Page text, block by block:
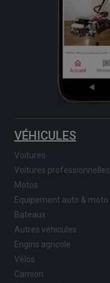
VÉHICULES
Voitures
Voitures professionnelles
Motos
Equipement auto & moto
Bateaux
Autres véhicules
Engins agricole
Vélos
Camion